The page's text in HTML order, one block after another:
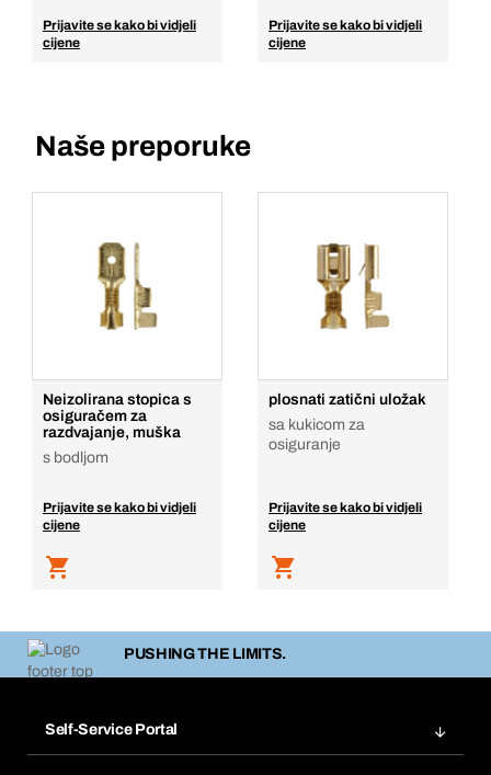
Prijavite se kako bi vidjeli
cijene
Prijavite se kako bi vidjeli
cijene
Naše preporuke
Neizolirana stopica s
osiguračem za
razdvajanje, muška
s bodljom
Prijavite se kako bi vidjeli
cijene
plosnati zatični uložak
sa kukicom za
osiguranje
Prijavite se kako bi vidjeli
cijene
PUSHING THE LIMITS.
Self-Service Portal